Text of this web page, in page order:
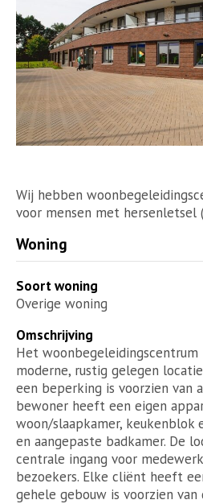
Wij hebben
voor mensen met hersenletsel
Woning
Soort woning
Overige woning
Omschrijving
Het woonbegeleidingscentrum
moderne, rustig gelegen
een beperking is voorzien van
bewoner heeft een eigen
woon/slaapkamer, keukenblok
en aangepaste badkamer. De
centrale ingang voor
bezoekers. Elke cliënt heeft
gehele gebouw is voorzien